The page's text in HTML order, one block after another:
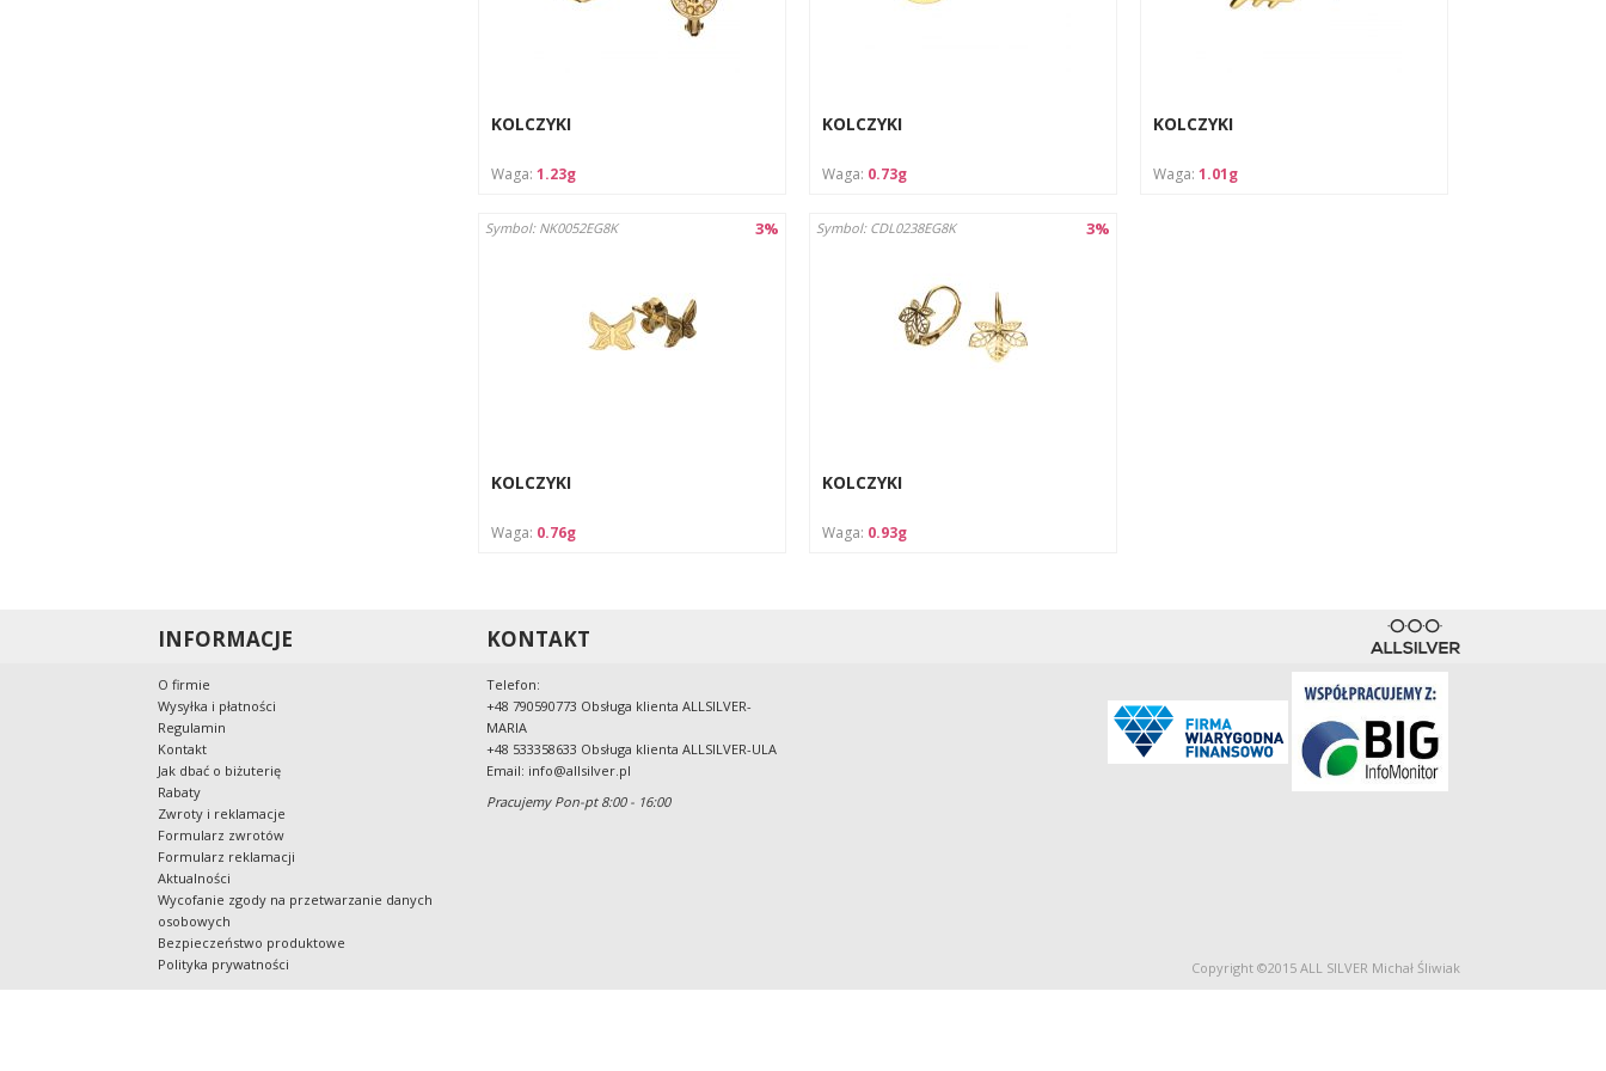
Czyścić za pomocą miękkiej ściereczki przeznaczonej do biżuterii.
KOLCZYKI
Waga: 1.23g
KOLCZYKI
Waga: 0.73g
KOLCZYKI
Waga: 1.01g
3%
Symbol: NK0052EG8K
KOLCZYKI
Waga: 0.76g
3%
Symbol: CDL0238EG8K
KOLCZYKI
Waga: 0.93g
INFORMACJE
O firmie
Wysyłka i płatności
Regulamin
Kontakt
Jak dbać o biżuterię
Rabaty
Zwroty i reklamacje
Formularz zwrotów
Formularz reklamacji
Aktualności
Wycofanie zgody na przetwarzanie danych
osobowych
Bezpieczeństwo produktowe
Polityka prywatności
KONTAKT
Telefon:
+48 790590773 Obsługa klienta ALLSILVER-
MARIA
+48 533358633 Obsługa klienta ALLSILVER-ULA
Email: info@allsilver.pl
Pracujemy Pon-pt 8:00 - 16:00
Copyright ©2015 ALL SILVER Michał Śliwiak